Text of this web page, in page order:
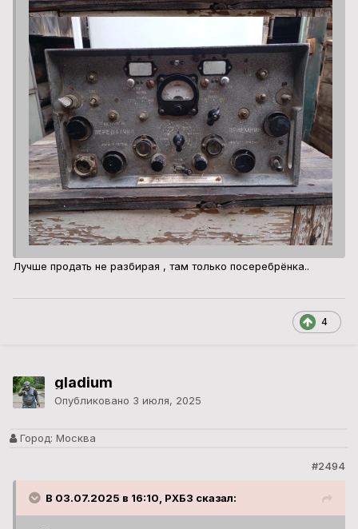
Лучше продать не разбирая , там только посеребрёнка..
4
gladium
Опубликовано 3 июля, 2025
Город: Москва
#2494
В 03.07.2025 в 16:10, РХБЗ сказал: